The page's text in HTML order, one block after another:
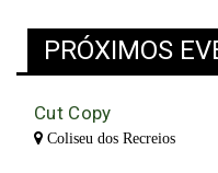
PRÓXIMOS
Cut Copy
Coliseu dos Recreios